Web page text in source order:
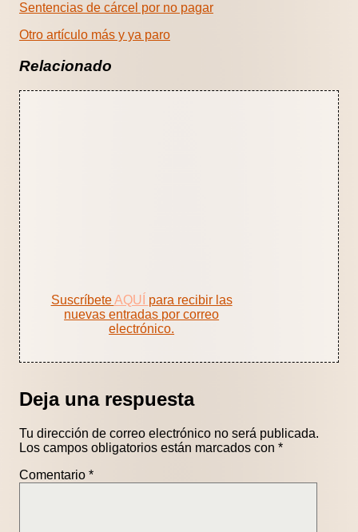
Sentencias de cárcel por no pagar
Otro artículo más y ya paro
Relacionado
SuscríbeteAQUÍ para recibir las
nuevas entradas por correo
electrónico.
Deja una respuesta
Tu dirección de correo electrónico no será publicada.
Los campos obligatorios están marcados con *
Comentario *